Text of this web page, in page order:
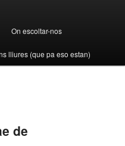
On escoltar-nos
lliures (que pa eso estan)
de